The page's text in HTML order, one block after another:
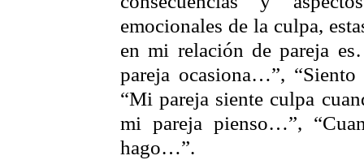
emocionales de la culpa,
en mi relación de pareja
pareja ocasiona…”,
“Mi pareja siente culpa
mi pareja pienso…”,
hago…”.